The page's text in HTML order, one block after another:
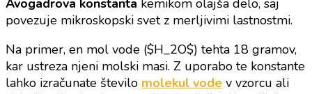
povezuje mikroskopski svet z merljivimi lastnostmi.
Na primer, en mol vode ($H_2O$) tehta 18 gramov,
kar ustreza njeni molski masi. Z uporabo te konstante
lahko izračunate število molekul vode v vzorcu ali